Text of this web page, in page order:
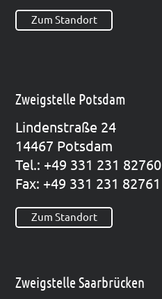
Zum Standort
Zweigstelle Potsdam
Lin­den­stra­ße 24
14467 Pots­dam
Tel.: +49 331 231 82760
Fax: +49 331 231 82761
Zum Standort
Zweigstelle Saarbrücken